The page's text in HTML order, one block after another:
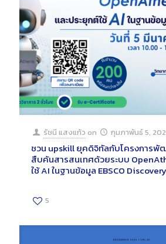
รัชนี แสงแก้ว on กุมภาพันธ์ 5,
ชวน upskill ยุคดิจิทัลกับโครงการพั
สืบค้นสารสนเทศด้วยระบบ
ใช้ AI ในฐานข้อมูล EBSCO
5